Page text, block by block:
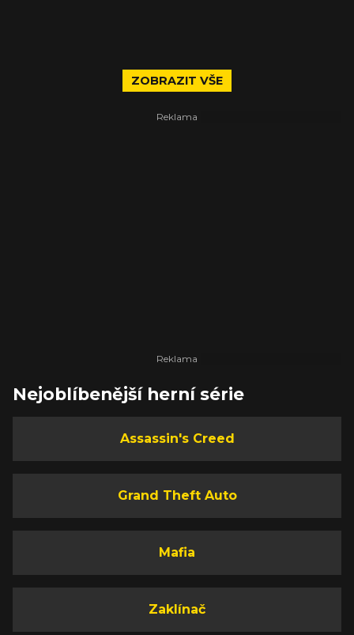
ZOBRAZIT VŠE
Nejoblíbenější herní série
Assassin's Creed
Grand Theft Auto
Mafia
Zaklínač